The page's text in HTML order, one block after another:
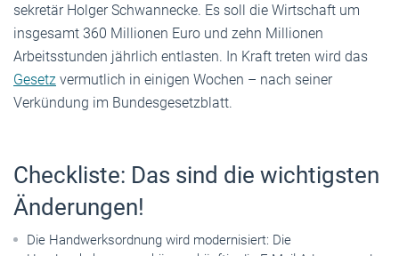
sekretär Holger ­Schwannecke. Es soll die Wirtschaft um
insgesamt 360 Millionen Euro und zehn Millionen
Arbeitsstunden jährlich entlasten. In Kraft treten wird das
Gesetz vermutlich in einigen Wochen – nach seiner
Verkündung im Bundesgesetzblatt.
Checkliste: Das sind die wichtigsten
Änderungen!
Die Handwerksordnung wird modernisiert: Die